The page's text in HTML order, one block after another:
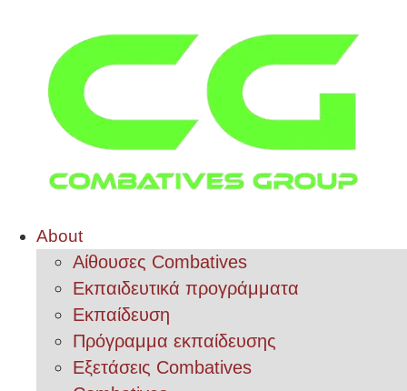
About
Αίθουσες Combatives
Εκπαιδευτικά προγράμματα
Εκπαίδευση
Πρόγραμμα εκπαίδευσης
Εξετάσεις Combatives